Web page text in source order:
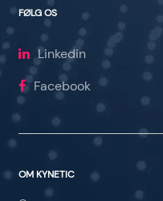
FØLG OS
Linkedin
Facebook
OM KYNETIC